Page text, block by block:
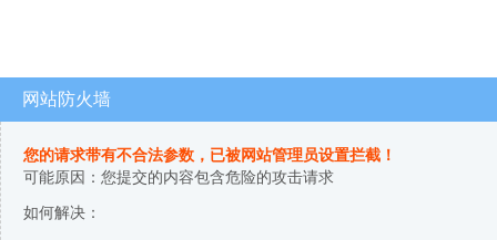
网站防火墙
您的请求带有不合法参数，已被网站管理员设置拦截！
可能原因：您提交的内容包含危险的攻击请求
如何解决：